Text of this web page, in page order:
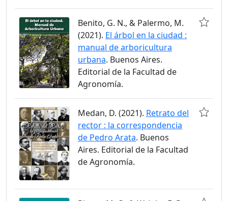
Benito, G. N., & Palermo, M.
(2021). El árbol en la ciudad :
manual de arboricultura
urbana. Buenos Aires.
Editorial de la Facultad de
Agronomía.
Medan, D. (2021). Retrato del
rector : la correspondencia
de Pedro Arata. Buenos
Aires. Editorial de la Facultad
de Agronomía.